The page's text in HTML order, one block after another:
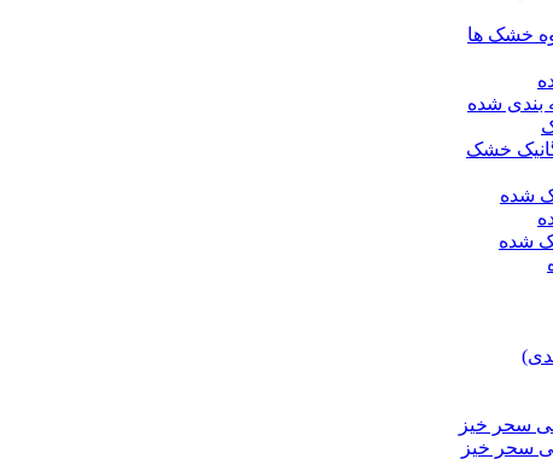
خشک ها
بندی شده
خشک
شده
شده
سحر خیز
سحر خیز